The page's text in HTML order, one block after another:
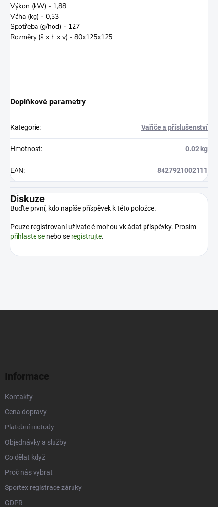
Výkon (kW) - 1,88
Váha (kg) - 0,33
Spotřeba (g/hod) - 127
Rozměry (š x h x v) - 80x125x125
Doplňkové parametry
Kategorie: Vařiče a příslušenství
Hmotnost: 0.02 kg
EAN: 8427921002111
Diskuze
Buďte první, kdo napíše příspěvek k této položce.
Pouze registrovaní uživatelé mohou vkládat příspěvky. Prosím
přihlaste se nebo se registrujte.
Informace
Kontakty
Cena dopravy
Platební metody
Objednávky a služby
Co dělat když
Proč nás vybrat
Sportex registrace záruky
GDPR